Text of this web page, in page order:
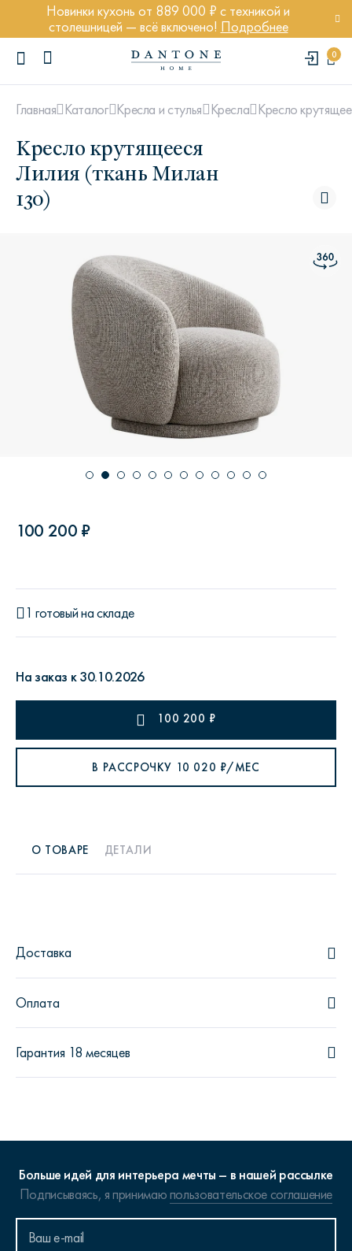
Новинки кухонь от 889 000 ₽ с техникой и
столешницей — всё включено! Подробнее
0
ПОПУЛЯРНЫЕ ЗАПРОСЫ
Кровать Ньюбери
Стул Престон
Главная Каталог Кресла и стулья Кресла Кресло
Кресло крутящееся
Лилия (ткань Милан
130)
100 200 ₽
1 готовый на складе
На заказ к 30.10.2026
100 200 ₽
В РАССРОЧКУ 10 020 ₽/МЕС
О ТОВАРЕ ДЕТАЛИ
Доставка
Оплата
Гарантия 18 месяцев
Больше идей для интерьера мечты – в нашей рассылке
Подписываясь, я принимаюпользовательское соглашение